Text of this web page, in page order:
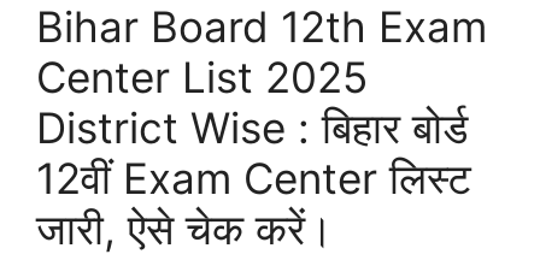
Bihar Board 12th Exam
Center List 2025
District Wise : बिहार बोर्ड
12वीं Exam Center लिस्ट
जारी, ऐसे चेक करें।